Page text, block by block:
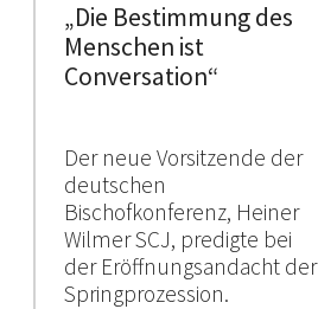
„Die Bestimmung des
Menschen ist
Conversation“
Der neue Vorsitzende der
deutschen
Bischofkonferenz, Heiner
Wilmer SCJ, predigte bei
der Eröffnungsandacht der
Springprozession.